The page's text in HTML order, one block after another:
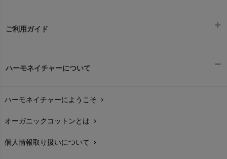
ご利用ガイド
配送と送料chevron_right
在庫状況と発送予定chevron_right
サイズ・寸法chevron_right
ハーモネイチャーについて
ハーモネイチャーにようこそ chevron_right
オーガニックコットンとは chevron_right
個人情報取り扱いについて chevron_right